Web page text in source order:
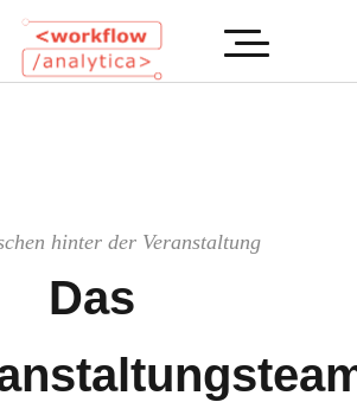
hinter der Veranstaltung
Das